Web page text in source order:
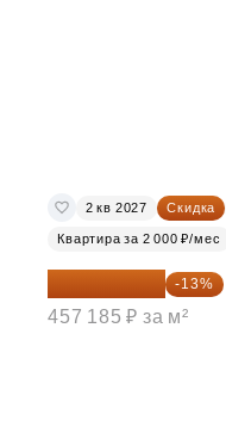
2 кв 2027 Скидка
Квартира за 2 000 ₽/мес
19 064 615 ₽ -13%
457 185 ₽ за м²